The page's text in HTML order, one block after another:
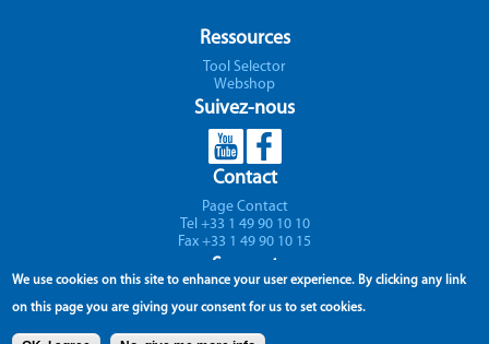
Ressources
Tool Selector
Webshop
Suivez-nous
Contact
Page Contact
Tel +33 1 49 90 10 10
Fax +33 1 49 90 10 15
Support
22 avenue des Nations
We use cookies on this site to enhance your user experience. By clicking any link
on this page you are giving your consent for us to set cookies.